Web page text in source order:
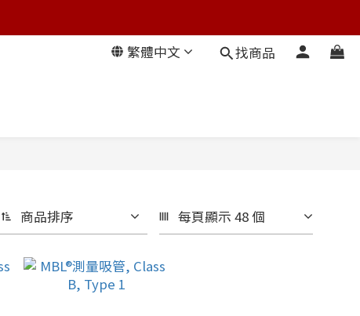
繁體中文 找商品
商品排序 每頁顯示 48 個